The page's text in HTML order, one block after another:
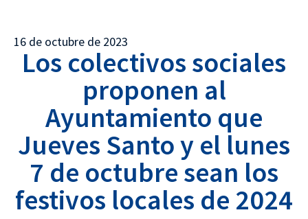
16 de octubre de 2023
Los colectivos sociales
proponen al
Ayuntamiento que
Jueves Santo y el lunes
7 de octubre sean los
festivos locales de 2024